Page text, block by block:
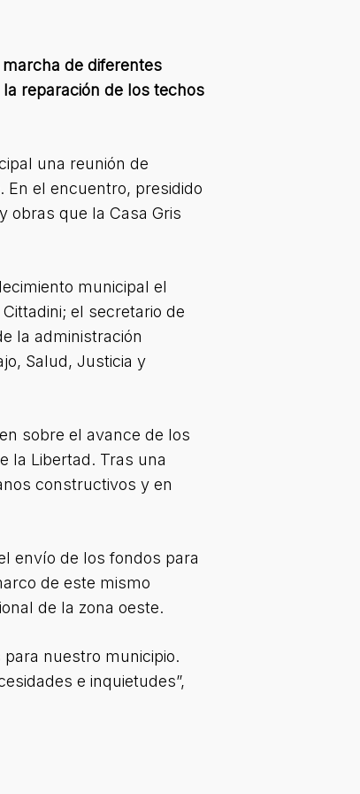
de diferentes
reparación de los techos
una reunión de
En el encuentro, presidido
obras que la Casa Gris
municipal el
el secretario de
la administración
Salud, Justicia y
sobre el avance de los
la Libertad. Tras una
constructivos y en
envío de los fondos para
de este mismo
de la zona oeste.
nuestro municipio.
e inquietudes”,